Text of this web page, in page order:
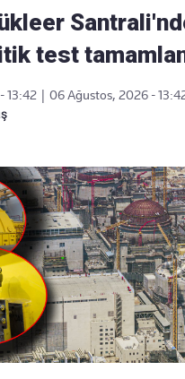
test
13:42
06 Ağustos, 2026 -